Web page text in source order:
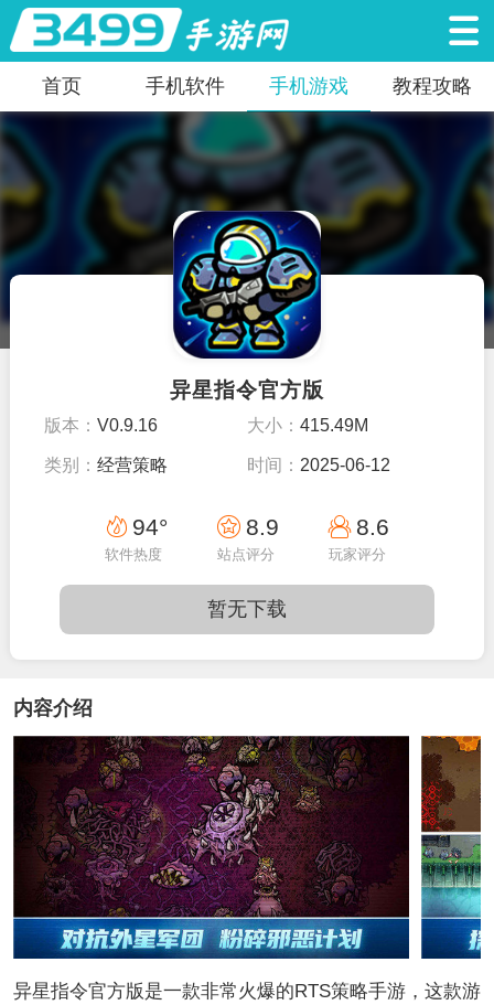
首页 手机软件 手机游戏 教程攻略
异星指令官方版
版本：V0.9.16 大小： 415.49M
类别：经营策略 时间： 2025-06-12
94°
软件热度
8.9
站点评分
8.6
玩家评分
暂无下载
内容介绍
异星指令官方版是一款非常火爆的RTS策略手游，这款游